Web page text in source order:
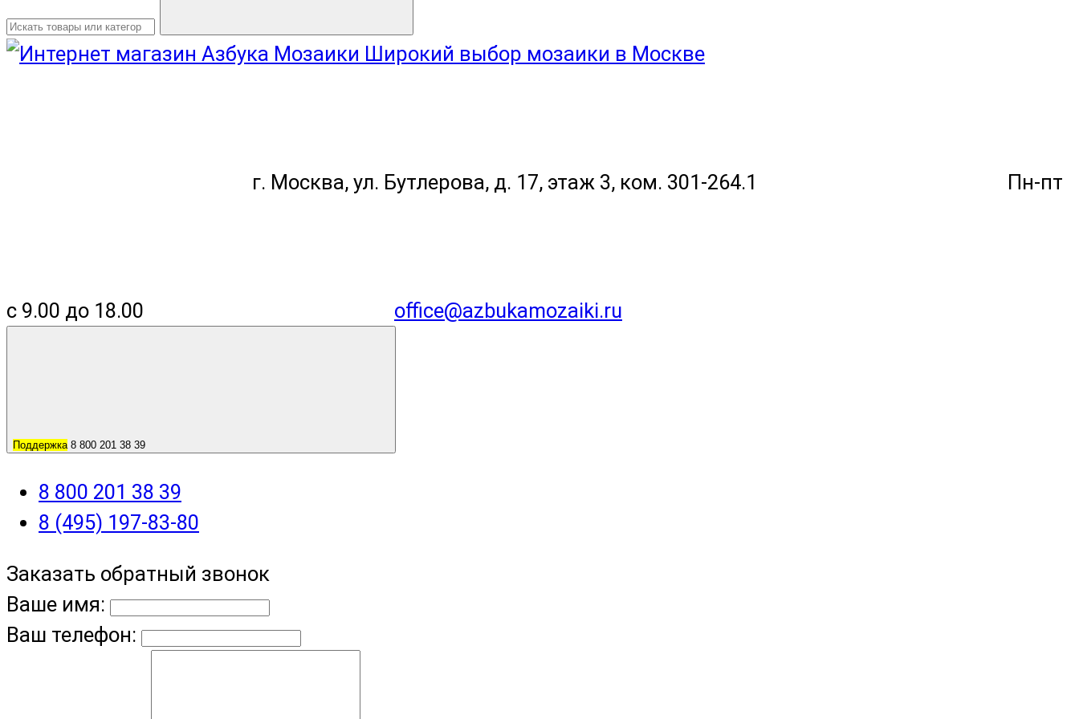
Широкий выбор мозаики в Москве
г. Москва, ул. Бутлерова, д. 17, этаж 3, ком. 301-264.1 Пн-пт
с 9.00 до 18.00 office@azbukamozaiki.ru
Поддержка 8 800 201 38 39
8 800 201 38 39
8 (495) 197-83-80
Заказать обратный звонок
Ваше имя:
Ваш телефон: